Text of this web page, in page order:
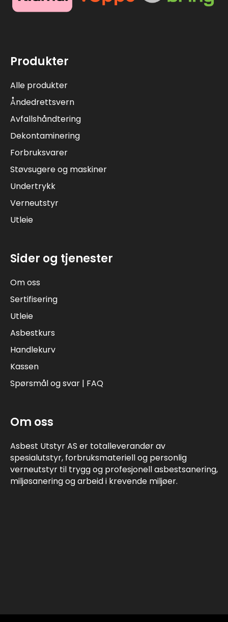
Produkter
Alle produkter
Åndedrettsvern
Avfallshåndtering
Dekontaminering
Forbruksvarer
Støvsugere og maskiner
Undertrykk
Verneutstyr
Utleie
Sider og tjenester
Om oss
Sertifisering
Utleie
Asbestkurs
Handlekurv
Kassen
Spørsmål og svar | FAQ
Om oss
Asbest Utstyr AS er totalleverandør av
spesialutstyr, forbruksmateriell og personlig
verneutstyr til trygg og profesjonell asbestsanering,
miljøsanering og arbeid i krevende miljøer.